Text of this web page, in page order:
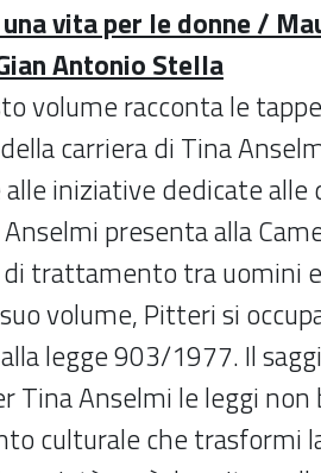
vita per le donne /
Antonio Stella
volume racconta le
carriera di Tina
iniziative dedicate alle
presenta alla
trattamento tra uomini
volume, Pitteri si
legge 903/1977. Il
Tina Anselmi le leggi non
culturale che trasformi